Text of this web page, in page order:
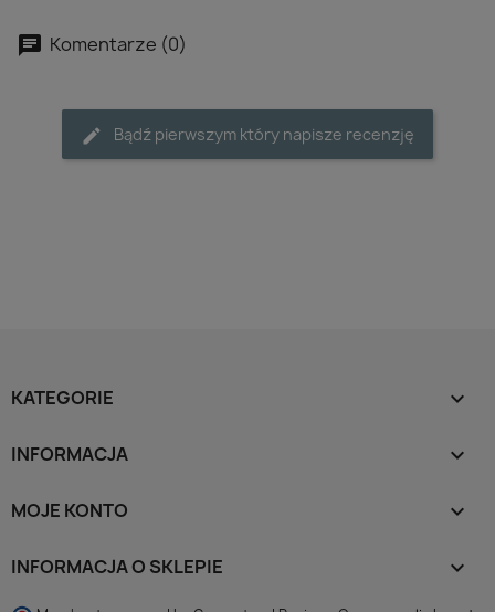
Komentarze (0)
Bądź pierwszym który napisze recenzję
KATEGORIE 
INFORMACJA 
MOJE KONTO 
INFORMACJA O SKLEPIE keyboard_arrow_down